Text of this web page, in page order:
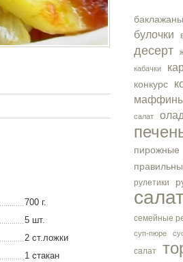
баклажаны
булочки
десерт
кабачки
конкурс
салат
пирожные
рулетики
семейные
суп-пюре
салат
700 г.
5 шт.
2 ст.ложки
1 стакан